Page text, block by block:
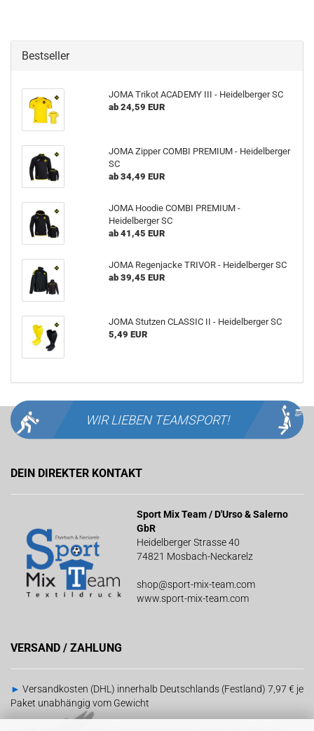
Bestseller
JOMA Trikot ACADEMY III - Heidelberger SC
ab 24,59 EUR
JOMA Zipper COMBI PREMIUM - Heidelberger
SC
ab 34,49 EUR
JOMA Hoodie COMBI PREMIUM -
Heidelberger SC
ab 41,45 EUR
JOMA Regenjacke TRIVOR - Heidelberger SC
ab 39,45 EUR
JOMA Stutzen CLASSIC II - Heidelberger SC
5,49 EUR
WIR LIEBEN TEAMSPORT!
DEIN DIREKTER KONTAKT
Sport Mix Team / D'Urso & Salerno
GbR
Heidelberger Strasse 40
74821 Mosbach-Neckarelz
shop@sport-mix-team.com
www.sport-mix-team.com
VERSAND / ZAHLUNG
► Versandkosten (DHL) innerhalb Deutschlands (Festland) 7,97 € je
Paket unabhängig vom Gewicht